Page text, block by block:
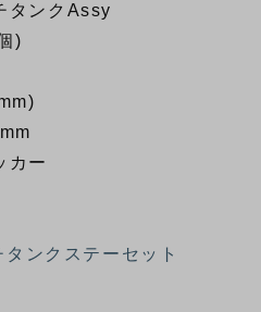
タンクAssy
)
カー
ンクステーセット